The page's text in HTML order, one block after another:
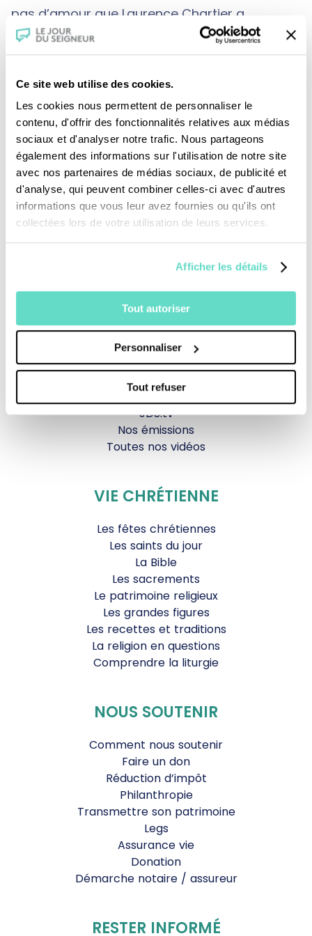
Ce site web utilise des cookies.
Les cookies nous permettent de personnaliser le
contenu, d'offrir des fonctionnalités relatives aux médias
sociaux et d'analyser notre trafic. Nous partageons
également des informations sur l'utilisation de notre site
avec nos partenaires de médias sociaux, de publicité et
d'analyse, qui peuvent combiner celles-ci avec d'autres
informations que vous leur avez fournies ou qu'ils ont
collectées lors de votre utilisation de leurs services.
Afficher les détails
Tout autoriser
Personnaliser
Tout refuser
pas d’amour que Laurence Chartier a
rencontré.
Je fais un don
Revoir la messe du 02 août 2026
TOUS NOS PROGRAMMES
La messe
Magazine Le Jour du Seigneur
Documentaires
Parole Inattendue
Tous Frères
Générations Laudato Si’
Agenda Culturel
JDS.tv
Nos émissions
Toutes nos vidéos
VIE CHRÉTIENNE
Les fêtes chrétiennes
Les saints du jour
La Bible
Les sacrements
Le patrimoine religieux
Les grandes figures
Les recettes et traditions
La religion en questions
Comprendre la liturgie
NOUS SOUTENIR
Comment nous soutenir
Faire un don
Réduction d’impôt
Philanthropie
Transmettre son patrimoine
Legs
Assurance vie
Donation
Démarche notaire / assureur
RESTER INFORMÉ